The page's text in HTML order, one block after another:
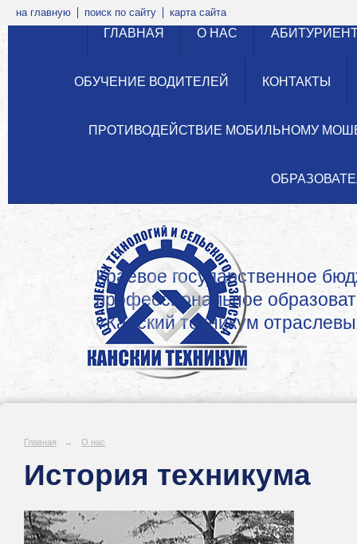
на главную поиск по сайту карта сайта
ГЛАВНАЯ О НАС
ОБУЧЕНИЕ ВОДИТЕЛЕЙ КОНТАКТЫ
ПРОТИВОДЕЙСТВИЕ МОБИЛЬНОМУ
Краевое государственное
профессиональное
«Канский техникум
Главная → О нас
История техникума